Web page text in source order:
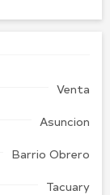
Venta
Asuncion
Barrio Obrero
Tacuary